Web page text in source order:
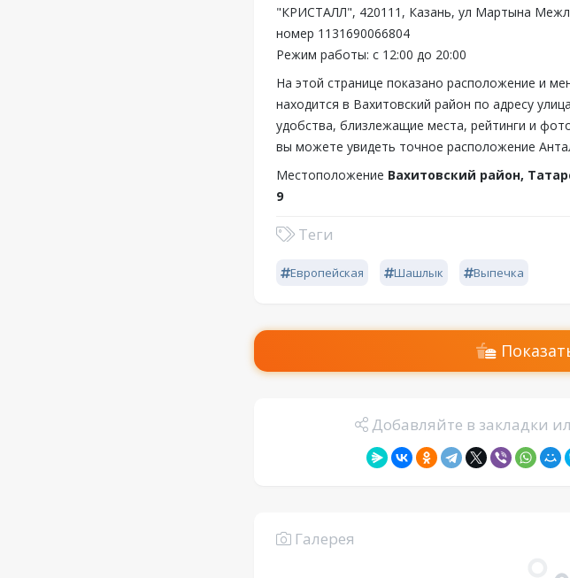
"КРИСТАЛЛ", 420111, Казань, ул Мартына
номер 1131690066804
Режим работы: с 12:00 до 20:00
На этой странице показано расположение и
находится в Вахитовский район по адресу
удобства, близлежащие места, рейтинги и
вы можете увидеть точное расположение
Местоположение Вахитовский район,
9
Теги
Европейская Шашлык Выпечка
Добавляйте в закладки
Галерея